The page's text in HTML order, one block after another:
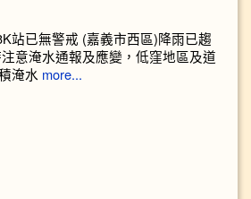
站已無警戒 (嘉義市西區)降雨已趨
意淹水通報及應變，低窪地區及道
淹水 more...